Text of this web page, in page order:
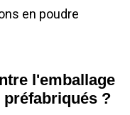
en poudre
l'emballage
préfabriqués ?